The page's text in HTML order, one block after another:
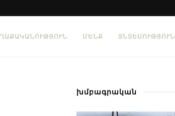
ՄԵՆՔ ՏՆՏԵՍՈՒԹՅՈՒՆ
խմբագրական